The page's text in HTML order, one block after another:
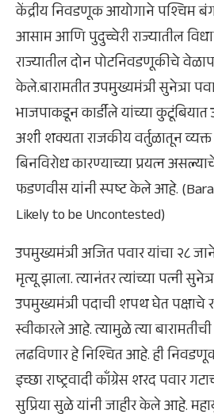
केंद्रीय निवडणूक आयोगाने पश्चिम
आसाम आणि पुदुच्चेरी राज्यातील
राज्यातील दोन पोटनिवडणूकीचे
केले.बारामतीत उपमुख्यमंत्री सुनेत्रा
भाजपाकडून कार्डीले यांच्या कुटूंबियात
अशी शक्यता राजकीय वर्तुळातून
बिनविरोध कारण्याच्या प्रयत्न
फडणवीस यांनी स्पष्ट केले आहे.
Likely to be Uncontested)
उपमुख्यमंत्री अजित पवार यांचा २८
मृत्यू झाला. त्यानंतर त्यांच्या पत्नी
उपमुख्यमंत्री पदाची शपथ घेत पक्षाचे
स्वीकारले आहे. त्यामुळे त्या
लढविणार हे निश्चित आहे. ही
इच्छा राष्ट्रवादी काँग्रेस शरद पवार
सुप्रिया सुळे यांनी जाहीर केले आहे.